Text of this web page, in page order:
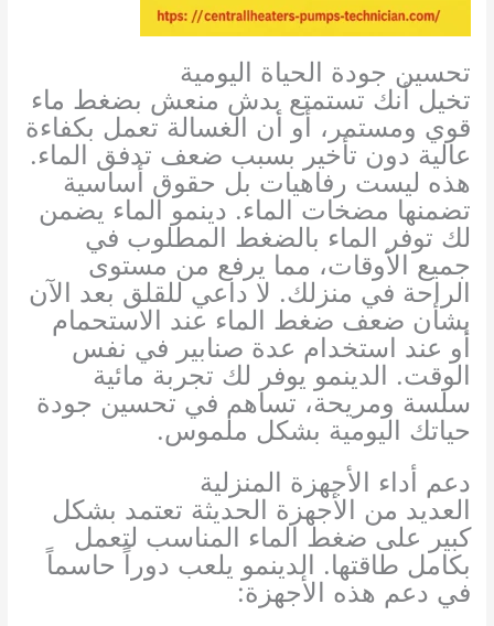
تحسين جودة الحياة اليومية
تخيل أنك تستمتع بدش منعش بضغط ماء
قوي ومستمر، أو أن الغسالة تعمل بكفاءة
عالية دون تأخير بسبب ضعف تدفق الماء.
هذه ليست رفاهيات بل حقوق أساسية
تضمنها مضخات الماء. دينمو الماء يضمن
لك توفر الماء بالضغط المطلوب في
جميع الأوقات، مما يرفع من مستوى
الراحة في منزلك. لا داعي للقلق بعد الآن
بشأن ضعف ضغط الماء عند الاستحمام
أو عند استخدام عدة صنابير في نفس
الوقت. الدينمو يوفر لك تجربة مائية
سلسة ومريحة، تساهم في تحسين جودة
حياتك اليومية بشكل ملموس.
دعم أداء الأجهزة المنزلية
العديد من الأجهزة الحديثة تعتمد بشكل
كبير على ضغط الماء المناسب لتعمل
بكامل طاقتها. الدينمو يلعب دوراً حاسماً
في دعم هذه الأجهزة: